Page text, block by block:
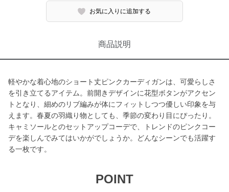
お気に入りに追加する
商品説明
軽やかな着心地のショート丈ピンクカーディガンは、可愛らしさ
を引き立てるアイテム。前開きデザインに花型ボタンがアクセン
トとなり、細めのリブ編みが体にフィットしつつ優しい印象を与
えます。春夏の羽織り物としても、季節の変わり目にぴったり。
キャミソールとのセットアップコーデで、トレンドのピンクコー
デを楽しんでみてはいかがでしょうか。どんなシーンでも活躍す
る一枚です。
POINT